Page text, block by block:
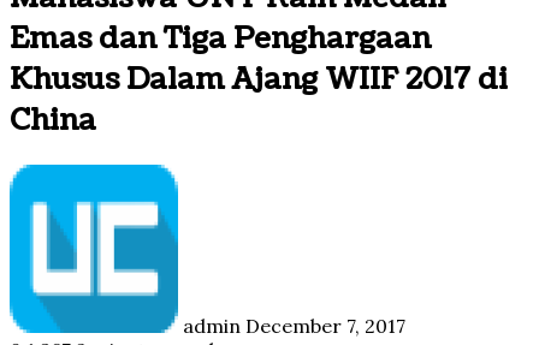
Emas dan Tiga Penghargaan
Khusus Dalam Ajang WIIF 2017 di
China
admin December 7, 2017